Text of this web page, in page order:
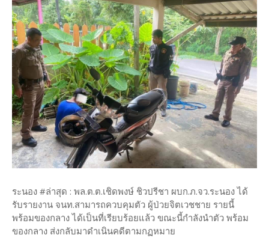
ระนอง #ล่าสุด : พล.ต.ต.เชิดพงษ์ ชิวปรีชา ผบก.ภ.จว.ระนอง ได้
รับรายงาน จนท.สามารถควบคุมตัว ผู้ป่วยจิตเวชชาย รายนี้
พร้อมของกลาง ได้เป็นที่เรียบร้อยแล้ว ขณะนี้กำลังนำตัว พร้อม
ของกลาง ส่งกลับมาดำเนินคดีตามกฏหมาย